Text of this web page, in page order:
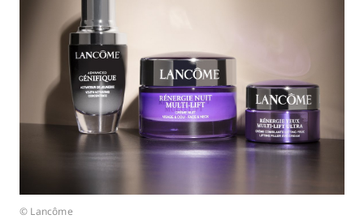
© Lancôme